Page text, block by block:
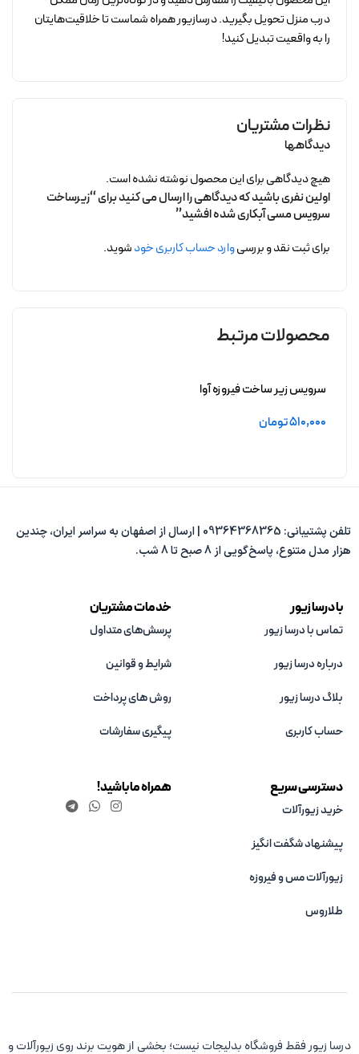
درب منزل تحویل بگیرید. درسازیور همراه شماست تا خلاقیت‌هایتان
را به واقعیت تبدیل کنید!
نظرات مشتریان
دیدگاهها
هیچ دیدگاهی برای این محصول نوشته نشده است.
اولین نفری باشید که دیدگاهی را ارسال می کنید برای “زیرساخت
سرویس مسی آبکاری شده افشید”
برای ثبت نقد و بررسیوارد حساب کاربری خودشوید.
محصولات مرتبط
سرویس زیر ساخت فیروزه آوا
510,000تومان
تلفن پشتیبانی: 09364368365 | ارسال از اصفهان به سراسر ایران، چندین
هزار مدل متنوع، پاسخ‌گویی از 8 صبح تا 8 شب.
با درسا زیور
تماس با درسا زیور
درباره درسا زیور
بلاگ درسا زیور
حساب کاربری
خدمات مشتریان
پرسش‌های متداول
شرایط و قوانین
روش های پرداخت
پیگیری سفارشات
دسترسی سریع
خرید زیورآلات
پیشنهاد شگفت انگیز
زیورآلات مس و فیروزه‌
طلاروس
همراه ما باشید!
درسا زیور فقط فروشگاه بدلیجات نیست؛ بخشی از هویت برند روی زیورآلات و